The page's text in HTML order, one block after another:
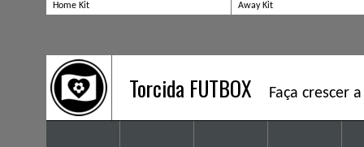
Home Kit
Away Kit
Torcida FUTBOX Faça crescer